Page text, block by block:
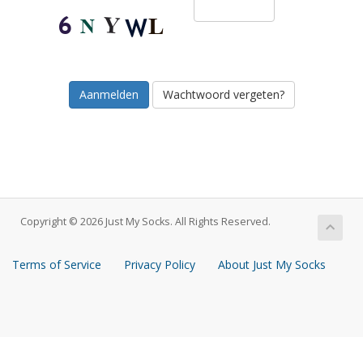
Wachtwoord vergeten?
Copyright © 2026 Just My Socks. All Rights Reserved.
Terms of Service Privacy Policy About Just My Socks